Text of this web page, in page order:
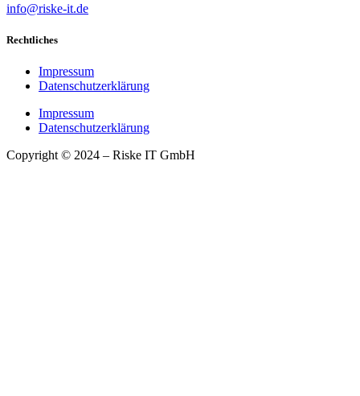
info@riske-it.de
Rechtliches
Impressum
Datenschutzerklärung
Impressum
Datenschutzerklärung
Copyright © 2024 – Riske IT GmbH